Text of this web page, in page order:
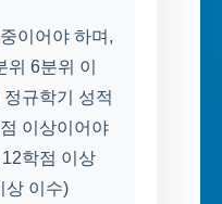
이어야 하며,
6분위 이
규학기 성적
이상이어야
학점 이상
상 이수)